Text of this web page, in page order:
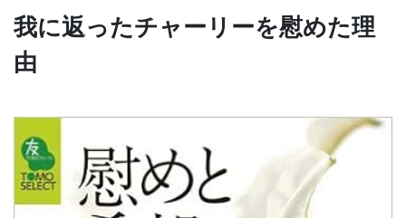
我に返ったチャーリーを慰めた理
由